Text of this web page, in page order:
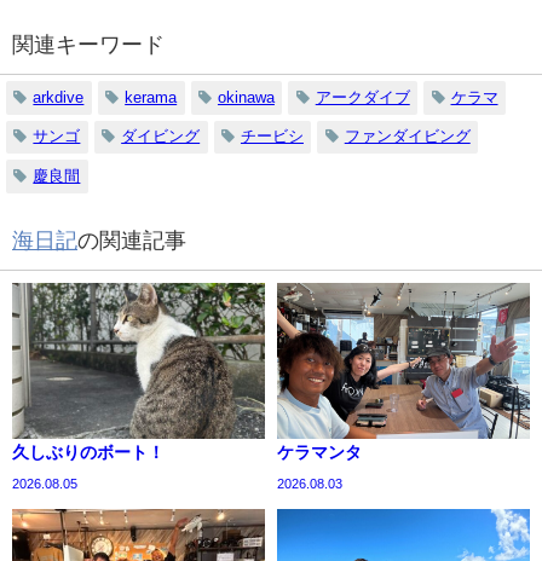
関連キーワード
arkdive kerama okinawa アークダイブ ケラマ
サンゴ ダイビング チービシ ファンダイビング
慶良間
海日記の関連記事
久しぶりのボート！
2026.08.05
ケラマンタ
2026.08.03